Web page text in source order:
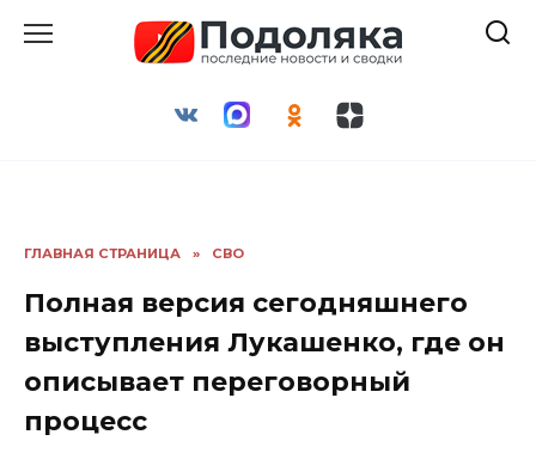
ГЛАВНАЯ СТРАНИЦА » СВО
Полная версия сегодняшнего
выступления Лукашенко, где он
описывает переговорный
процесс